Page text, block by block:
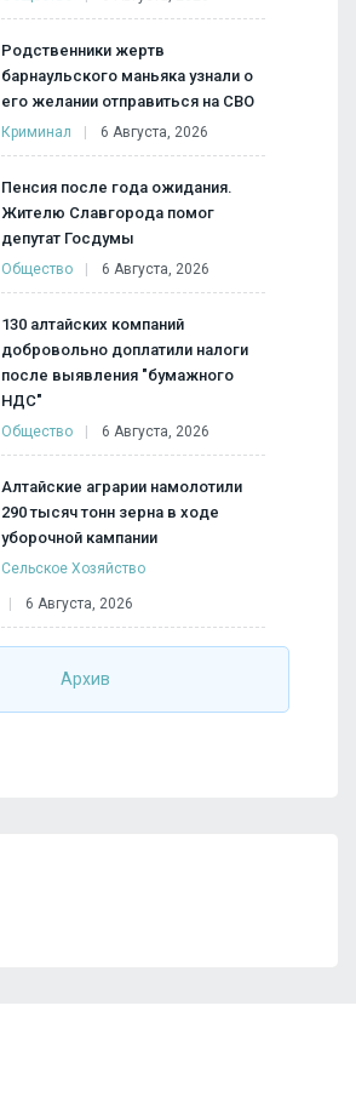
Родственники жертв
барнаульского маньяка узнали о
его желании отправиться на СВО
Криминал 6 Августа, 2026
Пенсия после года ожидания.
Жителю Славгорода помог
депутат Госдумы
Общество 6 Августа, 2026
130 алтайских компаний
добровольно доплатили налоги
после выявления "бумажного
НДС"
Общество 6 Августа, 2026
Алтайские аграрии намолотили
290 тысяч тонн зерна в ходе
уборочной кампании
Сельское Хозяйство
6 Августа, 2026
Архив